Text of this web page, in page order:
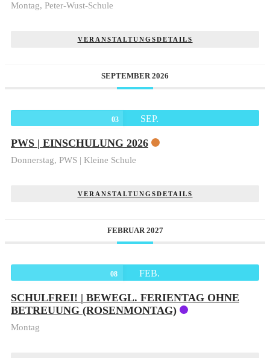
Montag, Peter-Wust-Schule
VERANSTALTUNGSDETAILS
SEPTEMBER 2026
03 SEP.
PWS | EINSCHULUNG 2026
Donnerstag, PWS | Kleine Schule
VERANSTALTUNGSDETAILS
FEBRUAR 2027
08 FEB.
SCHULFREI! | BEWEGL. FERIENTAG OHNE
BETREUUNG (ROSENMONTAG)
Montag